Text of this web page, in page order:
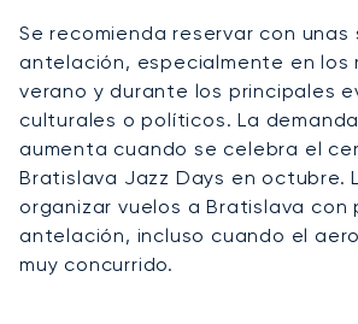
Se recomienda reservar con unas
antelación, especialmente en los
verano y durante los principales
culturales o políticos. La
aumenta cuando se celebra el
Bratislava Jazz Days en octubre.
organizar vuelos a Bratislava con
antelación, incluso cuando el
muy concurrido.